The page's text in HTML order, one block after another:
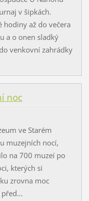
v šipkách.
hodiny až do večera
a o onen sladký
venkovní zahrádky
noc
ve Starém
muzejních nocí,
na 700 muzeí po
kterých si
zrovna moc